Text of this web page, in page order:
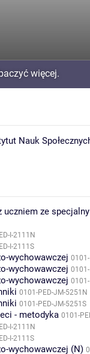
więcej.
Nauk
uczniem ze
I-2111N
I-2111S
wychowawczej
wychowawczej
wychowawczej
0101-PED-JM-5251N
0101-PED-JM-5251S
- metodyka 0101-
I-2111N
I-2111S
wychowawczej (N)